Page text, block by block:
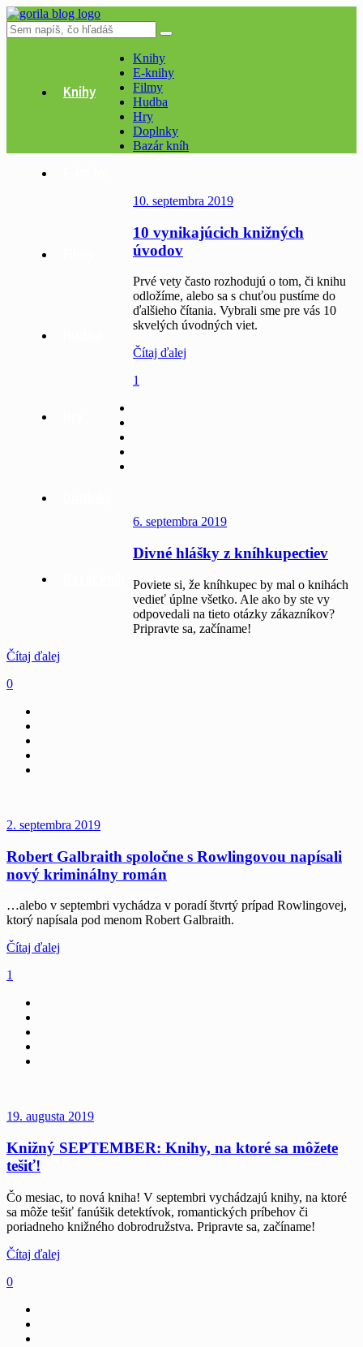
Knihy
Knihy
E-knihy
Filmy
Hudba
Hry
Doplnky
Bazár kníh
Články
10. septembra 2019
10 vynikajúcich knižných
úvodov
Prvé vety často rozhodujú o tom, či knihu
odložíme, alebo sa s chuťou pustíme do
ďalšieho čítania. Vybrali sme pre vás 10
skvelých úvodných viet.
Čítaj ďalej
1
6. septembra 2019
Divné hlášky z kníhkupectiev
Poviete si, že kníhkupec by mal o knihách
vedieť úplne všetko. Ale ako by ste vy
odpovedali na tieto otázky zákazníkov?
Pripravte sa, začíname!
Čítaj ďalej
0
2. septembra 2019
Robert Galbraith spoločne s Rowlingovou napísali
nový kriminálny román
…alebo v septembri vychádza v poradí štvrtý prípad Rowlingovej,
ktorý napísala pod menom Robert Galbraith.
Čítaj ďalej
1
19. augusta 2019
Knižný SEPTEMBER: Knihy, na ktoré sa môžete
tešiť!
Čo mesiac, to nová kniha! V septembri vychádzajú knihy, na ktoré
sa môže tešiť fanúšik detektívok, romantických príbehov či
poriadneho knižného dobrodružstva. Pripravte sa, začíname!
Čítaj ďalej
0